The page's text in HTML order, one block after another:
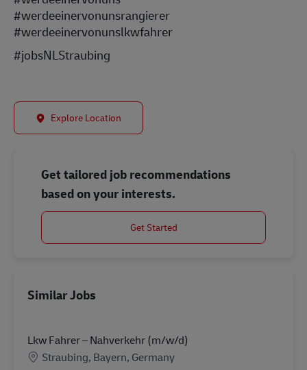
#werdeeinervonunsrangierer
#werdeeinervonunslkwfahrer
#jobsNLStraubing
Explore Location
Get tailored job recommendations
based on your interests.
Get Started
Similar Jobs
Lkw Fahrer – Nahverkehr (m/w/d)
Location
Straubing, Bayern, Germany